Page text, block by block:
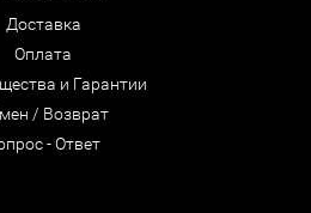
Доставка
Оплата
и Гарантии
/ Возврат
- Ответ